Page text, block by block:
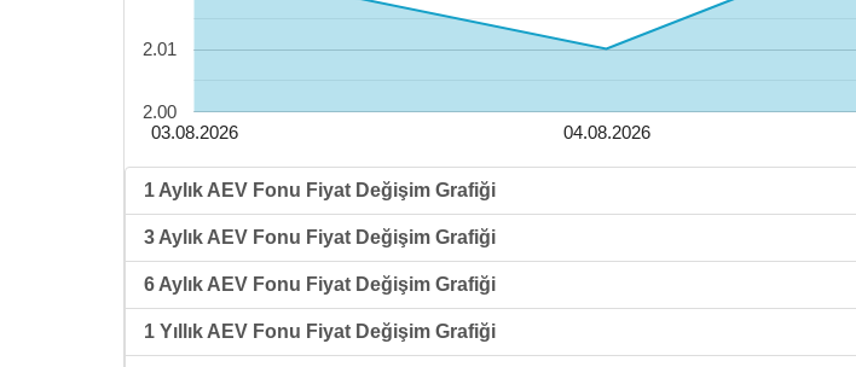
03.08.2026 04.08.2026
2.00
2.01
1 Aylık AEV Fonu Fiyat Değişim Grafiği
3 Aylık AEV Fonu Fiyat Değişim Grafiği
6 Aylık AEV Fonu Fiyat Değişim Grafiği
1 Yıllık AEV Fonu Fiyat Değişim Grafiği